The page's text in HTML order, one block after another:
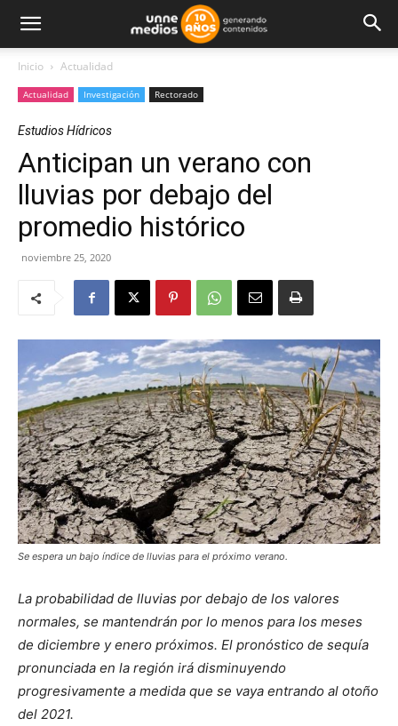
Inicio Actualidad
Actualidad Investigación Rectorado
Estudios Hídricos
Anticipan un verano con
lluvias por debajo del
promedio histórico
noviembre 25, 2020
Se espera un bajo índice de lluvias para el próximo verano.
La probabilidad de lluvias por debajo de los valores
normales, se mantendrán por lo menos para los meses
de diciembre y enero próximos. El pronóstico de sequía
pronunciada en la región irá disminuyendo
progresivamente a medida que se vaya entrando al otoño
del 2021.